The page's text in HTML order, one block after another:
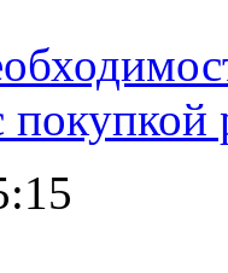
покупкой